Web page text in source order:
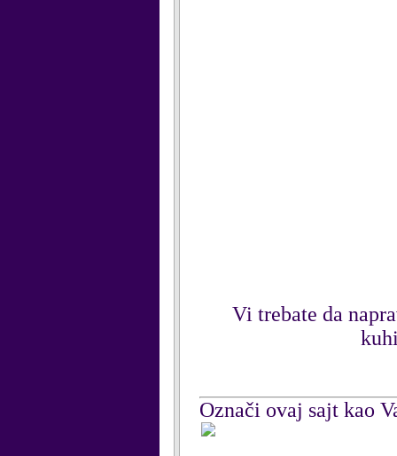
Vi trebate da
Označi ovaj sajt kao